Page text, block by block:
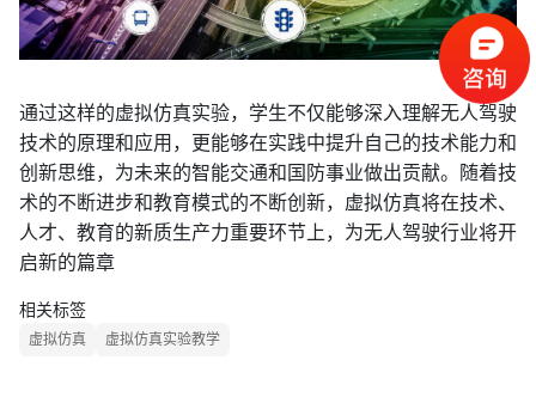
通过这样的虚拟仿真实验，学生不仅能够深入理解无人驾驶
技术的原理和应用，更能够在实践中提升自己的技术能力和
创新思维，为未来的智能交通和国防事业做出贡献。随着技
术的不断进步和教育模式的不断创新，虚拟仿真将在技术、
人才、教育的新质生产力重要环节上，为无人驾驶行业将开
启新的篇章
相关标签
虚拟仿真 虚拟仿真实验教学